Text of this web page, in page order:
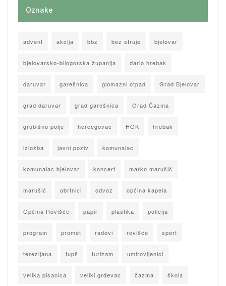
Oznake
advent akcija bbz bez struje bjelovar
bjelovarsko-bilogorska županija dario hrebak
daruvar garešnica glomazni otpad Grad Bjelovar
grad daruvar grad garešnica Grad Čazma
grubišno polje hercegovac HOK hrebak
izložba javni poziv komunalac
komunalac bjelovar koncert marko marušić
marušić obrtnici odvoz općina kapela
Općina Rovišće papir plastika policija
program promet radovi rovišće sport
terezijana tupš turizam umirovljenici
velika pisanica veliki grđevac čazma škola